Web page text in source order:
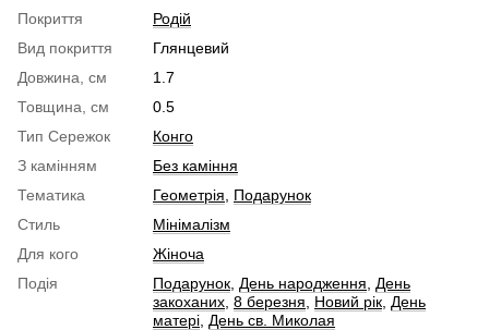
Покриття
Родій
Вид покриття
Глянцевий
Довжина, см
1.7
Товщина, см
0.5
Тип Сережок
Конго
З камінням
Без каміння
Тематика
Геометрія
Подарунок
Стиль
Мінімалізм
Для кого
Жіноча
Подія
Подарунок День народження
День
закоханих 8 березня Новий рік День
матері День св. Миколая